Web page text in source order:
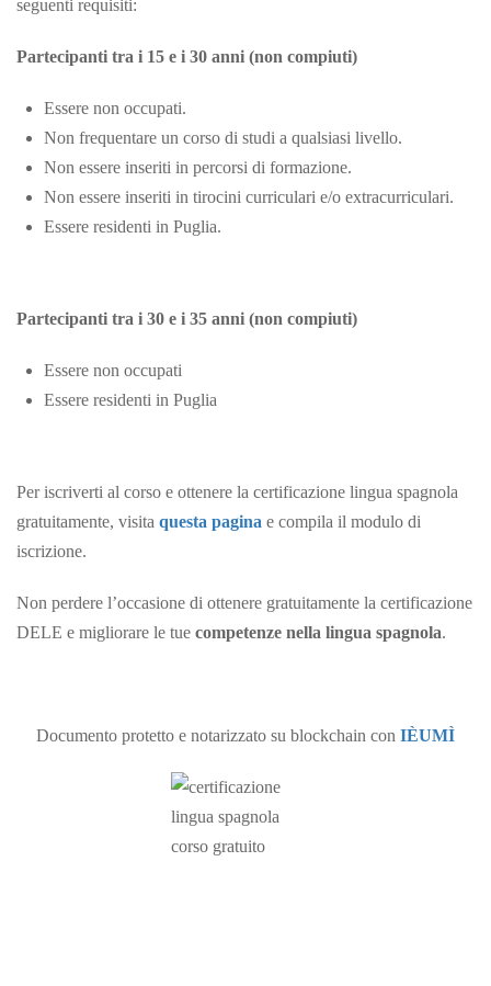
seguenti requisiti:
Partecipanti tra i 15 e i 30 anni (non compiuti)
Essere non occupati.
Non frequentare un corso di studi a qualsiasi livello.
Non essere inseriti in percorsi di formazione.
Non essere inseriti in tirocini curriculari e/o extracurriculari.
Essere residenti in Puglia.
Partecipanti tra i 30 e i 35 anni (non compiuti)
Essere non occupati
Essere residenti in Puglia
Per iscriverti al corso e ottenere la certificazione lingua spagnola
gratuitamente, visita questa pagina e compila il modulo di
iscrizione.
Non perdere l’occasione di ottenere gratuitamente la certificazione
DELE e migliorare le tue competenze nella lingua spagnola.
Documento protetto e notarizzato su blockchain con IÈUMÌ